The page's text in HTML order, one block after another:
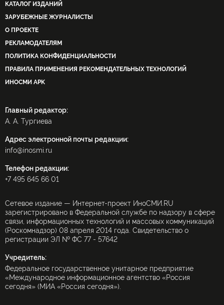
КАТАЛОГ ИЗДАНИЙ
ЗАРУБЕЖНЫЕ ЖУРНАЛИСТЫ
О ПРОЕКТЕ
РЕКЛАМОДАТЕЛЯМ
ПОЛИТИКА КОНФИДЕНЦИАЛЬНОСТИ
ПРАВИЛА ПРИМЕНЕНИЯ РЕКОМЕНДАТЕЛЬНЫХ ТЕХНОЛОГИЙ
ИНОСМИ APK
Главный редактор:
А. А. Тургиева
Адрес электронной почты редакции:
info@inosmi.ru
Телефон редакции:
+7 495 645 66 01
Сетевое издание — Интернет-проект ИноСМИ.RU
зарегистрировано в Федеральной службе по надзору в сфере
связи, информационных технологий и массовых коммуникаций
(Роскомнадзор) 08 апреля 2014 года. Свидетельство о
регистрации ЭЛ № ФС 77 - 57642
Учредитель:
Федеральное государственное унитарное предприятие
«Международное информационное агентство «Россия
сегодня» (МИА «Россия сегодня»).